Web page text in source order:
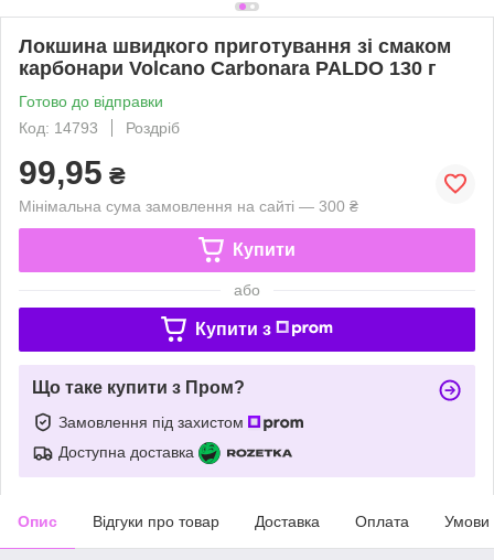
Локшина швидкого приготування зі смаком
карбонари Volcano Carbonara PALDO 130 г
Готово до відправки
Код: 14793
Роздріб
99,95 ₴
Мінімальна сума замовлення на сайті — 300 ₴
Купити
або
Купити з
Що таке купити з Пром?
Замовлення під захистом
Доступна доставка
Опис Відгуки про товар Доставка Оплата Умови